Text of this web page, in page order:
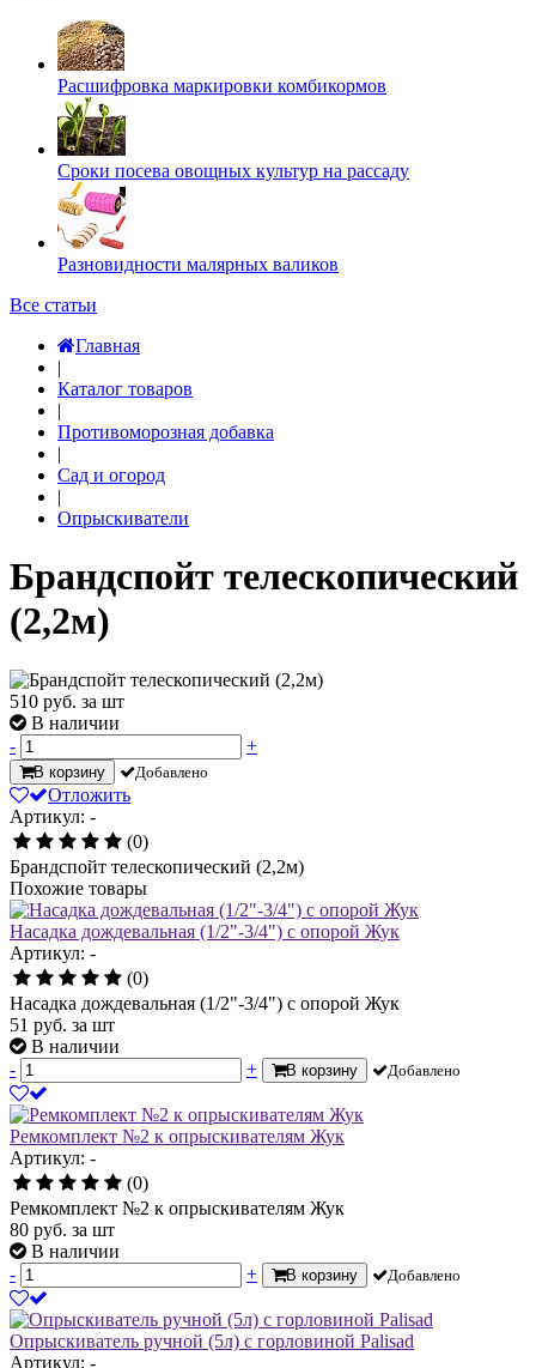
Расшифровка маркировки комбикормов
Сроки посева овощных культур на рассаду
Разновидности малярных валиков
Все статьи
Главная
|
Каталог товаров
|
Противоморозная добавка
|
Сад и огород
|
Опрыскиватели
Брандспойт телескопический
(2,2м)
510 руб. за шт
В наличии
-
+
В корзину Добавлено
Отложить
Артикул: -
(0)
Брандспойт телескопический (2,2м)
Похожие товары
Насадка дождевальная (1/2"-3/4") с опорой Жук
Артикул: -
(0)
Насадка дождевальная (1/2"-3/4") с опорой Жук
51 руб. за шт
В наличии
-
+ В корзину Добавлено
Ремкомплект №2 к опрыскивателям Жук
Артикул: -
(0)
Ремкомплект №2 к опрыскивателям Жук
80 руб. за шт
В наличии
-
+ В корзину Добавлено
Опрыскиватель ручной (5л) с горловиной Palisad
Артикул: -